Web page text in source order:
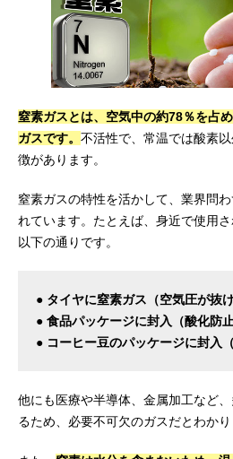
窒素ガスとは、空気中の約78％を占
ガスです。 不活性で、常温では酸素
徴があります。
窒素ガスの特性を活かして、業界問
れています。たとえば、身近で使用さ
以下の通りです。
● タイヤに窒素ガス（空気圧が抜け
● 食品パッケージに封入（酸化防止
● コーヒー豆のパッケージに封入（
他にも医療や半導体、金属加工など
るため、必要不可欠のガスだとわかり